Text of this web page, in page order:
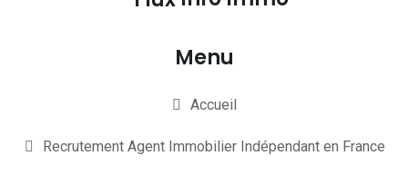
Menu
Accueil
Recrutement Agent Immobilier Indépendant en France